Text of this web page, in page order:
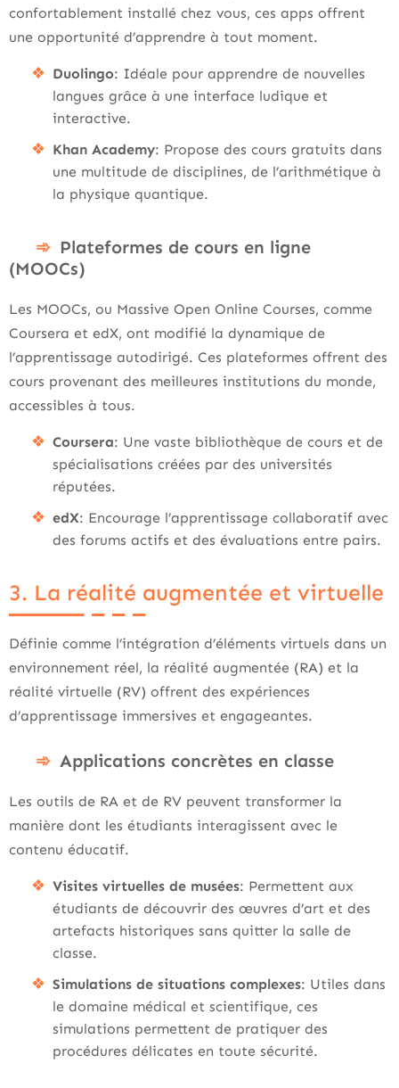
confortablement installé chez vous, ces apps offrent
une opportunité d’apprendre à tout moment.
Duolingo: Idéale pour apprendre de nouvelles
langues grâce à une interface ludique et
interactive.
Khan Academy: Propose des cours gratuits dans
une multitude de disciplines, de l’arithmétique à
la physique quantique.
Plateformes de cours en ligne
(MOOCs)
Les MOOCs, ou Massive Open Online Courses, comme
Coursera et edX, ont modifié la dynamique de
l’apprentissage autodirigé. Ces plateformes offrent des
cours provenant des meilleures institutions du monde,
accessibles à tous.
Coursera: Une vaste bibliothèque de cours et de
spécialisations créées par des universités
réputées.
edX: Encourage l’apprentissage collaboratif avec
des forums actifs et des évaluations entre pairs.
3. La réalité augmentée et virtuelle
Définie comme l’intégration d’éléments virtuels dans un
environnement réel, la réalité augmentée (RA) et la
réalité virtuelle (RV) offrent des expériences
d’apprentissage immersives et engageantes.
Applications concrètes en classe
Les outils de RA et de RV peuvent transformer la
manière dont les étudiants interagissent avec le
contenu éducatif.
Visites virtuelles de musées: Permettent aux
étudiants de découvrir des œuvres d’art et des
artefacts historiques sans quitter la salle de
classe.
Simulations de situations complexes: Utiles dans
le domaine médical et scientifique, ces
simulations permettent de pratiquer des
procédures délicates en toute sécurité.